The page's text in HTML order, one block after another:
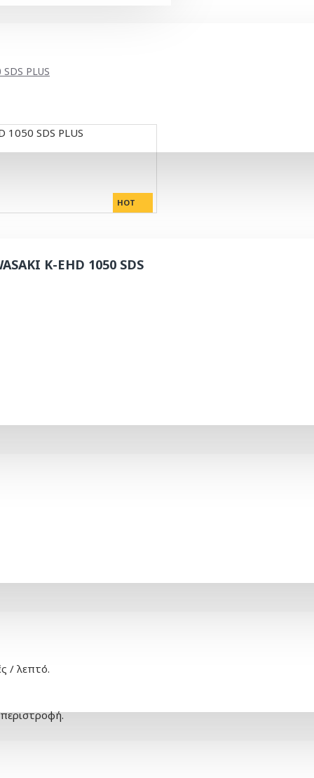
PLUS
HOT
K-EHD 1050 SDS
/ λεπτό.